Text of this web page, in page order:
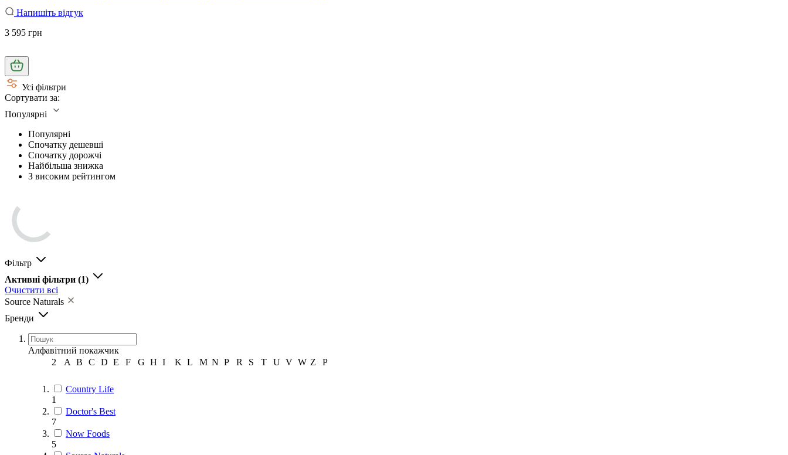
Напишіть відгук
3 595 грн
Усі фільтри
Сортувати за:
Популярні
Популярні
Спочатку дешевші
Спочатку дорожчі
Найбільша знижка
З високим рейтингом
Фільтр
Активні фільтри (1)
Очистити всі
Source Naturals
Бренди
Алфавітний покажчик
2
A B C D E F G H I K L M N P R S T U V W Z Р
Country Life
1
Doctor's Best
7
Now Foods
5